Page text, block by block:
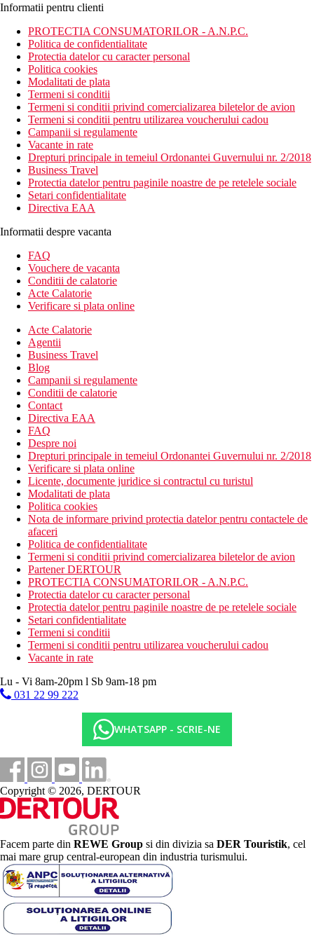
Informatii pentru clienti
PROTECTIA CONSUMATORILOR - A.N.P.C.
Politica de confidentialitate
Protectia datelor cu caracter personal
Politica cookies
Modalitati de plata
Termeni si conditii
Termeni si conditii privind comercializarea biletelor de avion
Termeni si conditii pentru utilizarea voucherului cadou
Campanii si regulamente
Vacante in rate
Drepturi principale in temeiul Ordonantei Guvernului nr. 2/2018
Business Travel
Protectia datelor pentru paginile noastre de pe retelele sociale
Setari confidentialitate
Directiva EAA
Informatii despre vacanta
FAQ
Vouchere de vacanta
Conditii de calatorie
Acte Calatorie
Verificare si plata online
Acte Calatorie
Agentii
Business Travel
Blog
Campanii si regulamente
Conditii de calatorie
Contact
Directiva EAA
FAQ
Despre noi
Drepturi principale in temeiul Ordonantei Guvernului nr. 2/2018
Verificare si plata online
Licente, documente juridice si contractul cu turistul
Modalitati de plata
Politica cookies
Nota de informare privind protectia datelor pentru contactele de
afaceri
Politica de confidentialitate
Termeni si conditii privind comercializarea biletelor de avion
Partener DERTOUR
PROTECTIA CONSUMATORILOR - A.N.P.C.
Protectia datelor cu caracter personal
Protectia datelor pentru paginile noastre de pe retelele sociale
Setari confidentialitate
Termeni si conditii
Termeni si conditii pentru utilizarea voucherului cadou
Vacante in rate
Lu - Vi 8am-20pm l Sb 9am-18 pm
031 22 99 222
WHATSAPP - SCRIE-NE
Copyright © 2026, DERTOUR
Facem parte din REWE Group si din divizia sa DER Touristik, cel
mai mare grup central-european din industria turismului.